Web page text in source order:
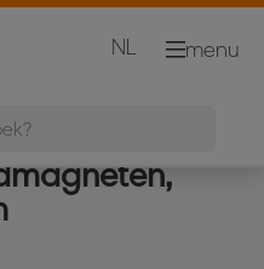
menu
NL